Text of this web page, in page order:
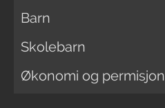
Barn
Skolebarn
Økonomi og permisjon